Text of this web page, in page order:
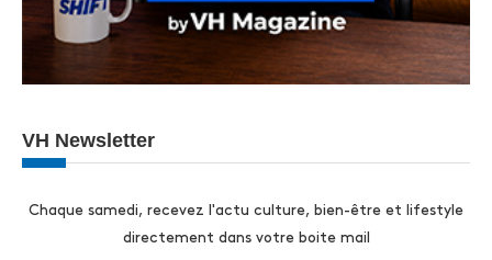
VH Newsletter
Chaque samedi, recevez l'actu culture, bien-être et lifestyle
directement dans votre boite mail